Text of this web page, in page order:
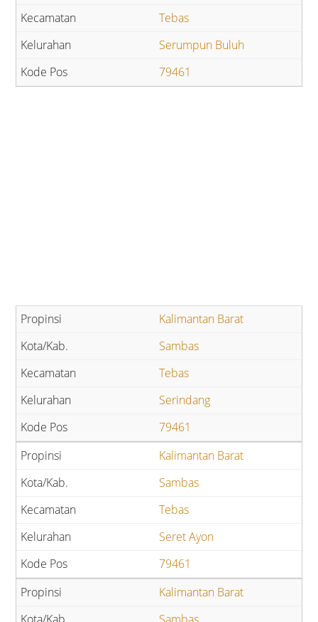
Tebas
Serumpun Buluh
79461
Kalimantan Barat
Sambas
Tebas
Serindang
79461
Kalimantan Barat
Sambas
Tebas
Seret Ayon
79461
Kalimantan Barat